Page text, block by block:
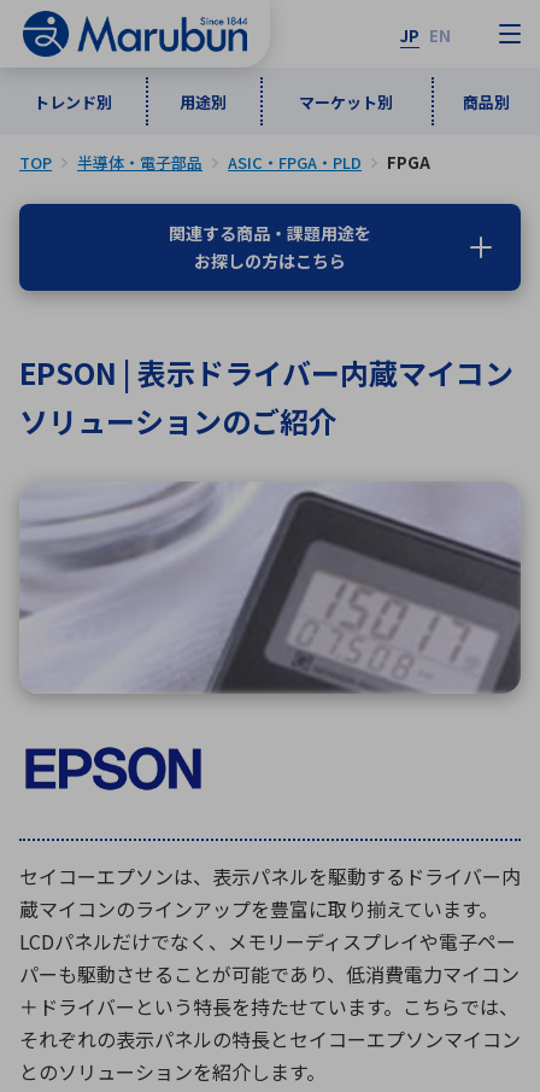
JP EN
トレンド別 用途別 マーケット別 商品別
トレンド別
インダストリアルDXソリューション
5G・Local 5G
ロボティクス（AI）
データセンタ・クラウド
ミリ波レーダー
ブログ｜ここから始まる最新技術
用途別
通信・ネットワーク
監視・セキュリティ
品質管理・検査
接着・接合
製品製造・加工
レーダ・衛星通信
照射
シミュレーター
マーケット別
情報通信
民生 医療
商品別
計測・測定・表示機器
ICTソリューション 組立・ロボティクス
レーザー・光学部品 組込コンピュータ
医療機器
メーカ一覧
な行
は行 ま行
や行
ら行
わ行
アルファベット順
G
K
L
M
N O
P
U
Y
Z
検索
TOP 半導体・電子部品 ASIC・FPGA・PLD FPGA
関連する商品・課題用途を
お探しの方はこちら
EPSON | 表示ドライバー内蔵マイコン
ソリューションのご紹介
セイコーエプソンは、表示パネルを駆動するドライバー内
蔵マイコンのラインアップを豊富に取り揃えています。
LCDパネルだけでなく、メモリーディスプレイや電子ペー
パーも駆動させることが可能であり、低消費電力マイコン
＋ドライバーという特長を持たせています。こちらでは、
それぞれの表示パネルの特長とセイコーエプソンマイコン
とのソリューションを紹介します。